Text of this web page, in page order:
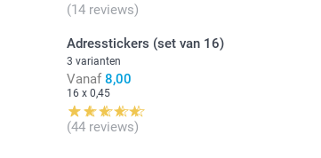
(14 reviews)
Adresstickers (set van 16)
3 varianten
Vanaf 8,00
16 x 0,45
(44 reviews)